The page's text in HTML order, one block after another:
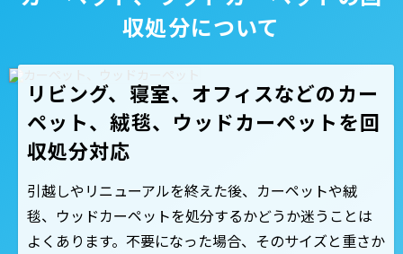
収処分について
リビング、寝室、オフィスなどのカー
ペット、絨毯、ウッドカーペットを回
収処分対応
引越しやリニューアルを終えた後、カーペットや絨
毯、ウッドカーペットを処分するかどうか迷うことは
よくあります。不要になった場合、そのサイズと重さか